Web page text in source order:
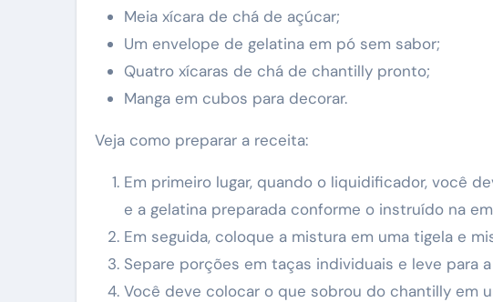
Meia xícara de chá de açúcar;
Um envelope de gelatina em pó sem sabor;
Quatro xícaras de chá de chantilly pronto;
Manga em cubos para decorar.
Veja como preparar a receita:
Em primeiro lugar, quando o liquidificador, você
e a gelatina preparada conforme o instruído na
Em seguida, coloque a mistura em uma tigela e
Separe porções em taças individuais e leve para
Você deve colocar o que sobrou do chantilly em